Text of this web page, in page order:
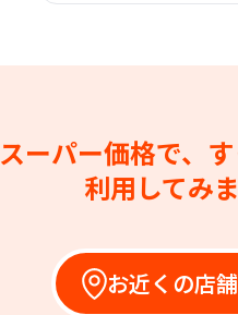
スーパー価格で、す
利用してみ
お近くの店